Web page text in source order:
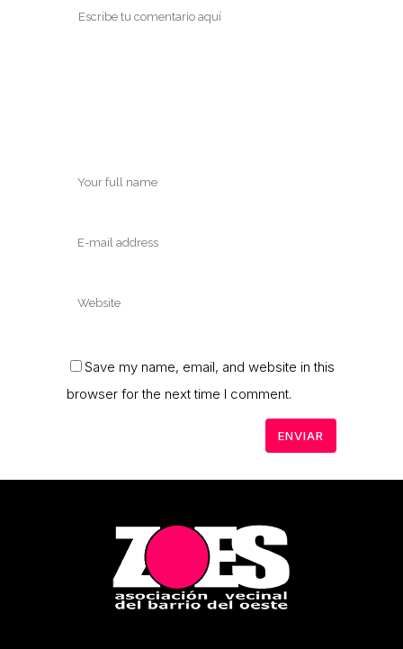
Save my name, email, and website in this
browser for the next time I comment.